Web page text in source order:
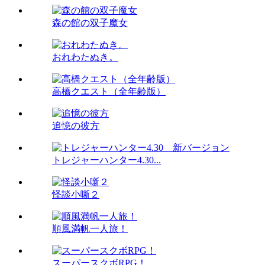
森の館の双子魔女
おれわたぬき。
高橋クエスト（全年齢版）
追憶の彼方
トレジャーハンター4.30...
怪談小噺２
順風満帆一人旅！